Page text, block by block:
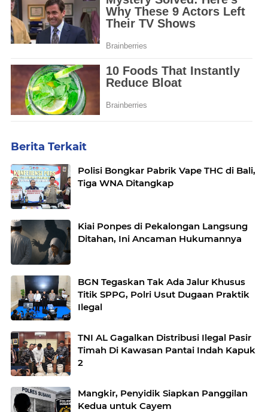
Berita Terkait
Polisi Bongkar Pabrik Vape THC di Bali,
Tiga WNA Ditangkap
Kiai Ponpes di Pekalongan Langsung
Ditahan, Ini Ancaman Hukumannya
BGN Tegaskan Tak Ada Jalur Khusus
Titik SPPG, Polri Usut Dugaan Praktik
Ilegal
TNI AL Gagalkan Distribusi Ilegal Pasir
Timah Di Kawasan Pantai Indah Kapuk
2
Mangkir, Penyidik Siapkan Panggilan
Kedua untuk Cayem